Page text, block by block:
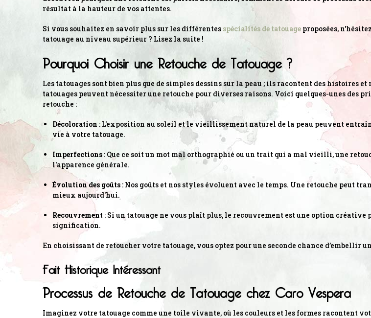
résultat à la hauteur de vos attentes.
Si vous souhaitez en savoir plus sur les différentes spécialités de tatouage proposées,
tatouage au niveau supérieur ? Lisez la suite !
Pourquoi Choisir une Retouche de Tatouage ?
Les tatouages sont bien plus que de simples dessins sur la peau ; ils racontent des histoires
tatouages peuvent nécessiter une retouche pour diverses raisons. Voici quelques-unes des
retouche :
Décoloration : L'exposition au soleil et le vieillissement naturel de la peau peuvent
vie à votre tatouage.
Imperfections : Que ce soit un mot mal orthographié ou un trait qui a mal vieilli, une
l'apparence générale.
Évolution des goûts : Nos goûts et nos styles évoluent avec le temps. Une retouche peut
mieux aujourd'hui.
Recouvrement : Si un tatouage ne vous plaît plus, le recouvrement est une option
signification.
En choisissant de retoucher votre tatouage, vous optez pour une seconde chance d’embellir
Fait Historique Intéressant
Processus de Retouche de Tatouage chez Caro Vespera
Imaginez votre tatouage comme une toile vivante, où les couleurs et les formes racontent